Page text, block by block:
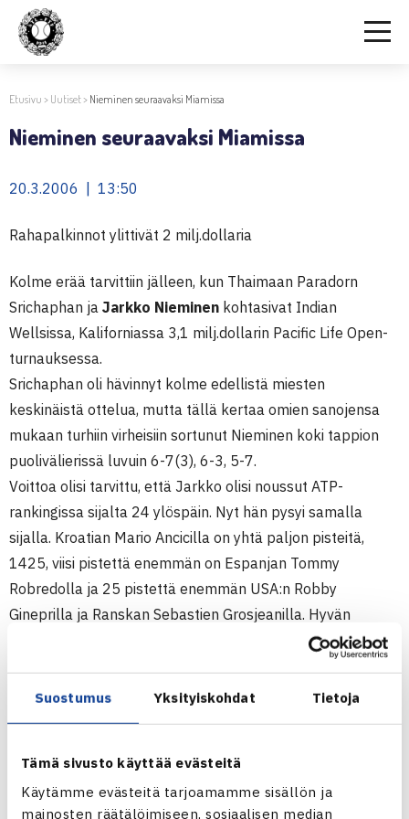
Suostumus Yksityiskohdat Tietoja
Tämä sivusto käyttää evästeitä
Käytämme evästeitä tarjoamamme sisällön ja
mainosten räätälöimiseen, sosiaalisen median
Etusivu > Uutiset> Nieminen seuraavaksi Miamissa
Nieminen seuraavaksi Miamissa
20.3.2006 | 13:50
Rahapalkinnot ylittivät 2 milj.dollaria
Kolme erää tarvittiin jälleen, kun Thaimaan Paradorn
Srichaphan ja Jarkko Nieminen kohtasivat Indian
Wellsissa, Kaliforniassa 3,1 milj.dollarin Pacific Life Open-
turnauksessa.
Srichaphan oli hävinnyt kolme edellistä miesten
keskinäistä ottelua, mutta tällä kertaa omien sanojensa
mukaan turhiin virheisiin sortunut Nieminen koki tappion
puolivälierissä luvuin 6-7(3), 6-3, 5-7.
Voittoa olisi tarvittu, että Jarkko olisi noussut ATP-
rankingissa sijalta 24 ylöspäin. Nyt hän pysyi samalla
sijalla. Kroatian Mario Ancicilla on yhtä paljon pisteitä,
1425, viisi pistettä enemmän on Espanjan Tommy
Robredolla ja 25 pistettä enemmän USA:n Robby
Gineprilla ja Ranskan Sebastien Grosjeanilla. Hyvän
alkuvuoden pelannut Nieminen on ATP Race-pisteissä
Jarkon uran tienestit ovat nousseet nyt yli 2 milj.dollarin.
käynnistyvässä Nasdaq-100 Open-turnauksessa
Miamissa, Floridassa. 12 päivää kestävän turnauksen